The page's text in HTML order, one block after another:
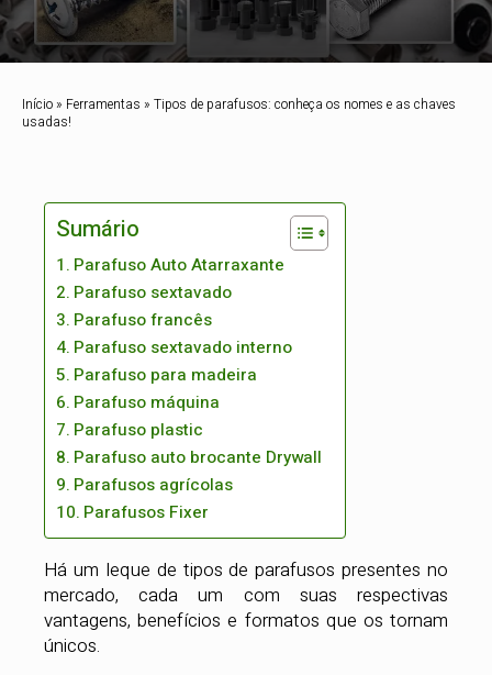
Início» Ferramentas » Tipos de parafusos: conheça os nomes e as chaves
usadas!
Sumário
Parafuso Auto Atarraxante
Parafuso sextavado
Parafuso francês
Parafuso sextavado interno
Parafuso para madeira
Parafuso máquina
Parafuso plastic
Parafuso auto brocante Drywall
Parafusos agrícolas
Parafusos Fixer
Há um leque de tipos de parafusos presentes no
mercado, cada um com suas respectivas
vantagens, benefícios e formatos que os tornam
únicos.